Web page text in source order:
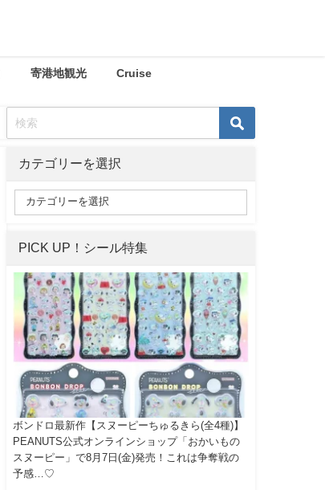
寄港地観光 Cruise
カテゴリーを選択
PICK UP！シール特集
ボンドロ最新作【スヌーピーちゅるきら(全4種)】
PEANUTS公式オンラインショップ「おかいもの
スヌーピー」で8月7日(金)発売！これは争奪戦の
予感…♡